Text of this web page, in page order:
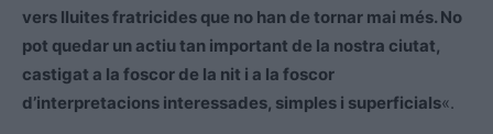
vers lluites fratricides que no han de tornar mai més. No
pot quedar un actiu tan important de la nostra ciutat,
castigat a la foscor de la nit i a la foscor
d’interpretacions interessades, simples i superficials«.